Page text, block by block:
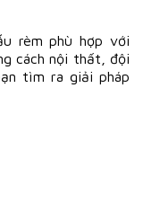
rèm phù hợp với
cách nội thất, đội
tìm ra giải pháp